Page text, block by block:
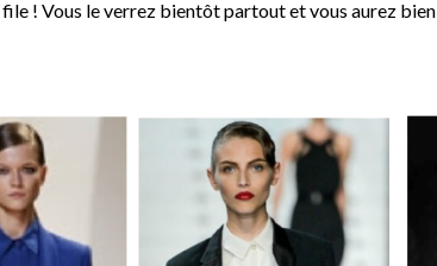
! Vous le verrez bientôt partout et vous aurez bien